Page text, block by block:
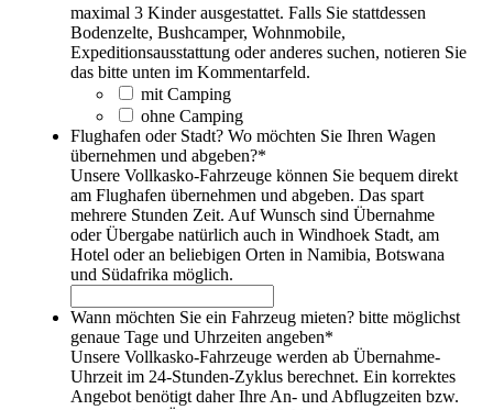
Bei Mietwagen-Buchung inklusive: Premium-Vorteile vom
Namibia-Spezialisten
Familiencamper, Bushcamper, Wohnmobile
Weitere Fahrzeuge oder Ausstattungen sind aktuell nur mit den
namibischen Versicherungsvarianten Basis- oder Premium-
Versicherung möglich:
bei hochwertigen Namibia-Reisen, wo der
Versicherungsbetrag keinen relevanten
Preisunterschied macht.
Wir empfehlen die namibische Premiumversicherung
inklusive Glas und Reifen, wenn Sie
meist aufmerksam und vorsichtig fahren, aber sich
mit dem Straßenverkehr auf der linken Seite und
dem großen Auto etwas unwohl fühlen
wenn Sie das geringe Restrisiko eines
ungedeckten Unfalls eingehen können, ohne sich
damit den Urlaub zu verderben.
wenn die Tages-Verfügbarkeiten zu Ihren
Reisedaten einen sehr hohen Preisunterschied
zwischen namibischer Vollversicherung und echter
falls keine Vollkasko-Option verfügbar ist
aufgrund spezieller gewünschter Fahrzeugtypen
oder Ausrüstung.
Wir empfehlen die günstige namibische
Basisversicherung, wenn Sie
wir unsere Leidenschaft. 🙂
(Whatsapp-Screenshot)
maximal 3 Kinder ausgestattet. Falls Sie stattdessen
Bodenzelte, Bushcamper, Wohnmobile,
Expeditionsausstattung oder anderes suchen, notieren Sie
das bitte unten im Kommentarfeld.
mit Camping
ohne Camping
Flughafen oder Stadt? Wo möchten Sie Ihren Wagen
übernehmen und abgeben?*
Unsere Vollkasko-Fahrzeuge können Sie bequem direkt
am Flughafen übernehmen und abgeben. Das spart
mehrere Stunden Zeit. Auf Wunsch sind Übernahme
oder Übergabe natürlich auch in Windhoek Stadt, am
Hotel oder an beliebigen Orten in Namibia, Botswana
und Südafrika möglich.
Wann möchten Sie ein Fahrzeug mieten? bitte möglichst
genaue Tage und Uhrzeiten angeben*
Unsere Vollkasko-Fahrzeuge werden ab Übernahme-
Uhrzeit im 24-Stunden-Zyklus berechnet. Ein korrektes
Angebot benötigt daher Ihre An- und Abflugzeiten bzw.